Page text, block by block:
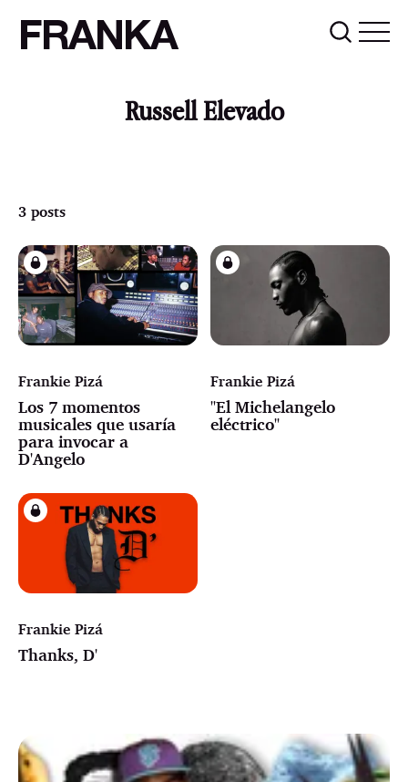
FRANKA
Russell Elevado
3 posts
Frankie Pizá
Los 7 momentos
musicales que usaría
para invocar a
D'Angelo
Frankie Pizá
"El Michelangelo
eléctrico"
Frankie Pizá
Thanks, D'